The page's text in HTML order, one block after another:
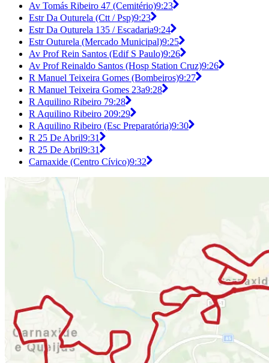
Av Tomás Ribeiro 47 (Cemitério)9:23
Estr Da Outurela (Ctt / Psp)9:23
Estr Da Outurela 135 / Escadaria9:24
Estr Outurela (Mercado Municipal)9:25
Av Prof Rein Santos (Edif S Paulo)9:26
Av Prof Reinaldo Santos (Hosp Station Cruz)9:26
R Manuel Teixeira Gomes (Bombeiros)9:27
R Manuel Teixeira Gomes 23a9:28
R Aquilino Ribeiro 79:28
R Aquilino Ribeiro 209:29
R Aquilino Ribeiro (Esc Preparatória)9:30
R 25 De Abril9:31
R 25 De Abril9:31
Carnaxide (Centro Cívico)9:32